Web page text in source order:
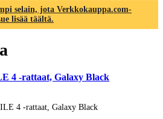
selain, jota Verkkokauppa.com-
lisää täältä.
4 -rattaat, Galaxy Black
4 -rattaat, Galaxy Black